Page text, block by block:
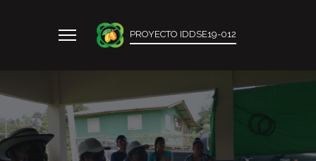
PROYECTO IDDSE19-012